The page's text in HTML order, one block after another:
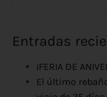
Entradas
¡FERIA DE
El último